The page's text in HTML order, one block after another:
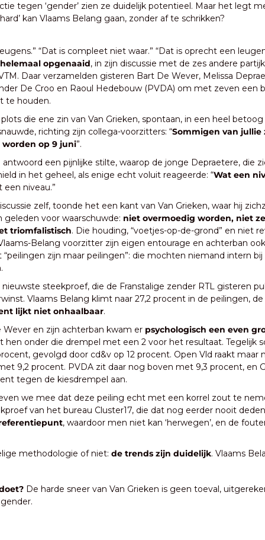
tegen ‘gender’ zien ze duidelijk potentieel. Maar het legt
kan Vlaams Belang gaan, zonder af te schrikken?
“Dat is compleet niet waar.” “Dat is oprecht een
helemaal opgenaaid, in zijn discussie met de zes andere
Daar verzamelden gisteren Bart De Wever, Melissa
De Croo en Raoul Hedebouw (PVDA) om met zeven een
te houden.
die ene zin van Van Grieken, spontaan, in een heel betoog
richting zijn collega-voorzitters: “Sommigen van jullie
op 9 juni”.
antwoord een pijnlijke stilte, waarop de jonge Depraetere, die
in het geheel, als enige echt voluit reageerde: “Wat een
een niveau.”
zelf, toonde het een kant van Van Grieken, waar hij
geleden voor waarschuwde: niet overmoedig worden, niet
triomfalistisch. Die houding, “voetjes-op-de-grond” en niet
Belang voorzitter zijn eigen entourage en achterban
“peilingen zijn maar peilingen”: die mochten niemand intern
steekproef, die de Franstalige zender RTL gisteren
Vlaams Belang klimt naar 27,2 procent in de peilingen, de
lijkt niet onhaalbaar.
Wever en zijn achterban kwam er psychologisch een even
hen onder die drempel met een 2 voor het resultaat. Tegelijk
gevolgd door cd&v op 12 procent. Open Vld raakt maar
9,2 procent. PVDA zit daar nog boven met 9,3 procent, en
tegen de kiesdrempel aan.
we mee dat deze peiling echt met een korrel zout te
van het bureau Cluster17, die dat nog eerder nooit
, waardoor men niet kan ‘herwegen’, en de
methodologie of niet: de trends zijn duidelijk. Vlaams
De harde sneer van Van Grieken is geen toeval,